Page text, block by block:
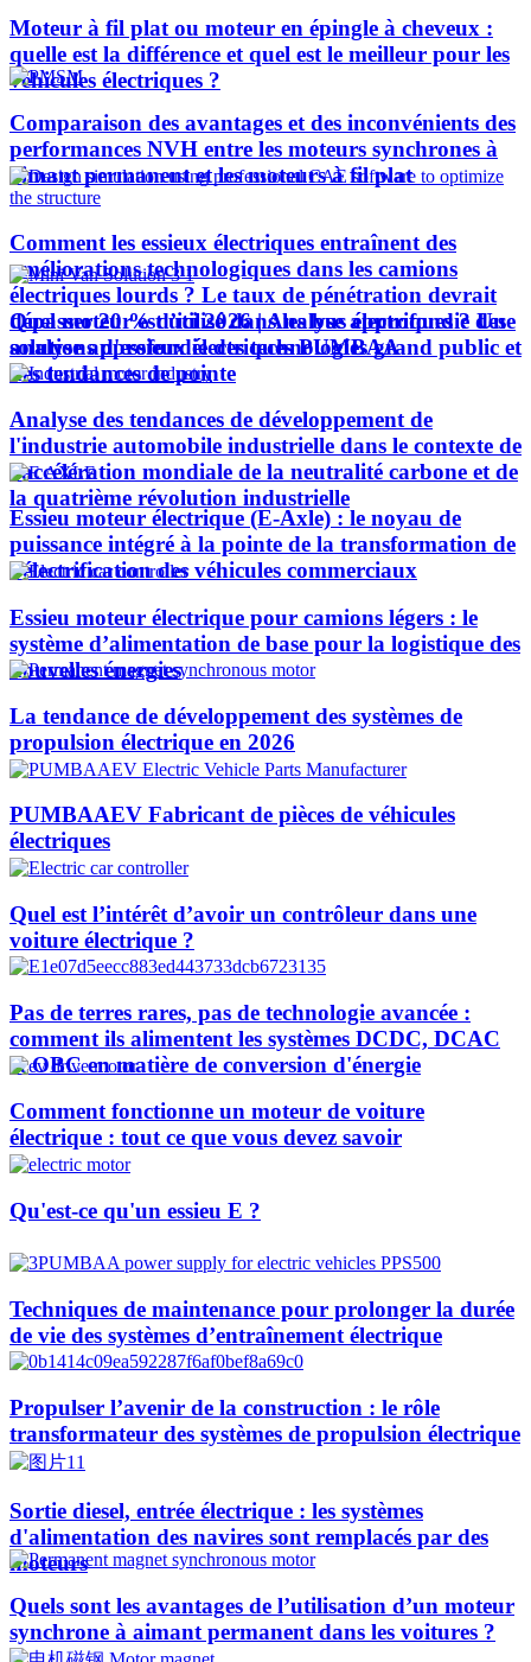
Moteur à fil plat ou moteur en épingle à cheveux :
quelle est la différence et quel est le meilleur pour les
véhicules électriques ?
Comparaison des avantages et des inconvénients des
performances NVH entre les moteurs synchrones à
aimant permanent et les moteurs à fil plat
Comment les essieux électriques entraînent des
améliorations technologiques dans les camions
électriques lourds ? Le taux de pénétration devrait
dépasser 20 % d’ici 2026 | Analyse approfondie des
solutions d'essieux électriques PUMBAA
Quel moteur est utilisé dans les bus électriques ? Une
analyse approfondie des technologies grand public et
des tendances de pointe
Analyse des tendances de développement de
l'industrie automobile industrielle dans le contexte de
l'accélération mondiale de la neutralité carbone et de
la quatrième révolution industrielle
Essieu moteur électrique (E-Axle) : le noyau de
puissance intégré à la pointe de la transformation de
l’électrification des véhicules commerciaux
Essieu moteur électrique pour camions légers : le
système d’alimentation de base pour la logistique des
nouvelles énergies
La tendance de développement des systèmes de
propulsion électrique en 2026
PUMBAAEV Fabricant de pièces de véhicules
électriques
Quel est l’intérêt d’avoir un contrôleur dans une
voiture électrique ?
Pas de terres rares, pas de technologie avancée :
comment ils alimentent les systèmes DCDC, DCAC
et OBC en matière de conversion d'énergie
Comment fonctionne un moteur de voiture
électrique : tout ce que vous devez savoir
Qu'est-ce qu'un essieu E ?
Techniques de maintenance pour prolonger la durée
de vie des systèmes d’entraînement électrique
Propulser l’avenir de la construction : le rôle
transformateur des systèmes de propulsion électrique
Sortie diesel, entrée électrique : les systèmes
d'alimentation des navires sont remplacés par des
moteurs
Quels sont les avantages de l’utilisation d’un moteur
synchrone à aimant permanent dans les voitures ?